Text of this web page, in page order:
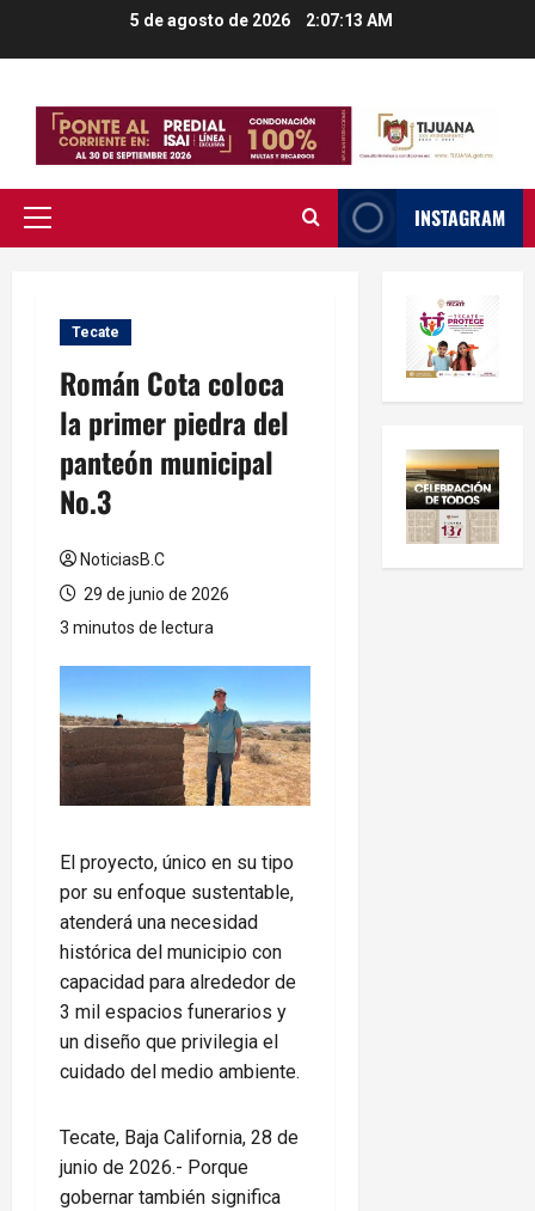
5 de agosto de 2026 2:07:14 AM
Menú
INSTAGRAM
Tecate
Román Cota coloca
la primer piedra del
panteón municipal
No.3
NoticiasB.C
29 de junio de 2026
3 minutos de lectura
El proyecto, único en su tipo
por su enfoque sustentable,
atenderá una necesidad
histórica del municipio con
capacidad para alrededor de
3 mil espacios funerarios y
un diseño que privilegia el
cuidado del medio ambiente.
Tecate, Baja California, 28 de
junio de 2026.- Porque
gobernar también significa